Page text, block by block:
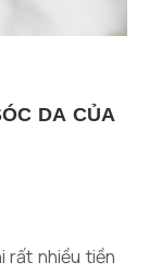
DA CỦA
rất nhiều tiền